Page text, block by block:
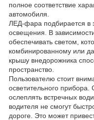
полное соответствие
автомобиля.
ЛЕД-фара подбирается в
освещения. В
обеспечивать светом,
комбинированному или
крышу внедорожника
пространство.
Пользователю стоит
осветительного
ослеплять встречных
водителя не смогут
дороге. Это может